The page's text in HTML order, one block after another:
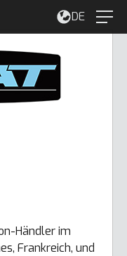
DE
Händler im
Frankreich, und